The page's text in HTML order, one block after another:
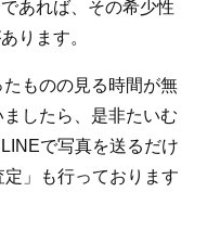
あれば、その希少性
ります。
ものの見る時間が無
したら、是非たいむ
で写真を送るだけ
」も行っております